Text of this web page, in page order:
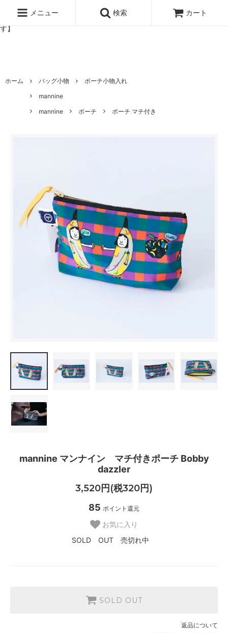
ッタのオンラインストア【アラビア,クイストゴーなどの北欧ヴィンテ
ージ食器,雅峰窯やソルテグラスジュエリーなどの作家の作品が並びま
す】
メニュー 検索 カート
ホーム バッグ小物
ポーチ小物入れ
mannine
mannine
ポーチ ポーチ マチ付き
mannine マンナイン マチ付きポーチ Bobby
dazzler
3,520円(税320円)
85 ポイント還元
お気に入り
SOLD OUT 売切れ中
SOLD OUT
返品について